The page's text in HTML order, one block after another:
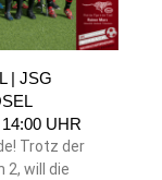
| JSG
UHR
Trotz der
2, will die